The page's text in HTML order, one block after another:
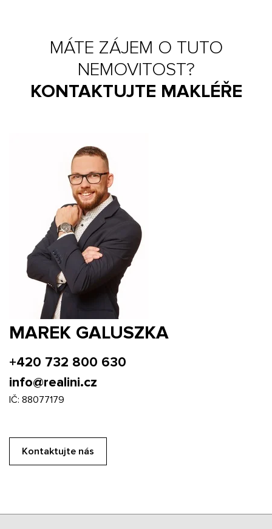
MÁTE ZÁJEM O TUTO
NEMOVITOST?
KONTAKTUJTE MAKLÉŘE
MAREK GALUSZKA
+420 732 800 630
info@realini.cz
IČ: 88077179
Kontaktujte nás